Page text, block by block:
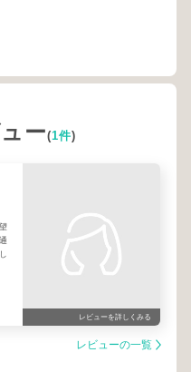
ー(1件)
レビューを詳しくみる
レビューの一覧